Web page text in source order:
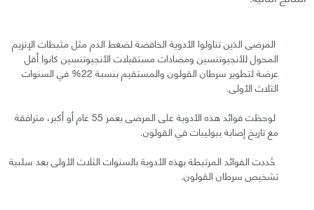
المرضى الذين تناولوا الأدوية الخافضة لضغط الدم مثل مثبطات الإنزيم
المحول للأنجيوتنسين ومضادات مستقبلات الأنجيوتنسين كانوا أقل
عرضة لتطوير سرطان القولون والمستقيم بنسبة 22% في السنوات
الثلاث الأولى.
لوحظت فوائد هذه الأدوية على المرضى بعمر 55 عام أو أكبر، مترافقة
مع تاريخ إصابة ببوليبات في القولون.
حُددت الفوائد المرتبطة بهذه الأدوية بالسنوات الثلاث الأولى بعد سلبية
تشخيص سرطان القولون.